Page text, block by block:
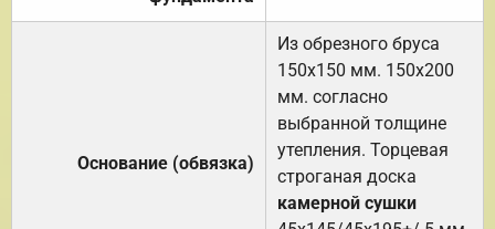
Основание (обвязка)
Из обрезного бруса
150х150 мм. 150х200
мм. согласно
выбранной толщине
утепления. Торцевая
строганая доска
камерной сушки